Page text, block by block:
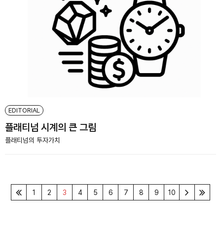
EDITORIAL
플래티넘 시계의 큰 그림
플래티넘의 투자가치
1 2 3 4 5 6 7 8 9 10